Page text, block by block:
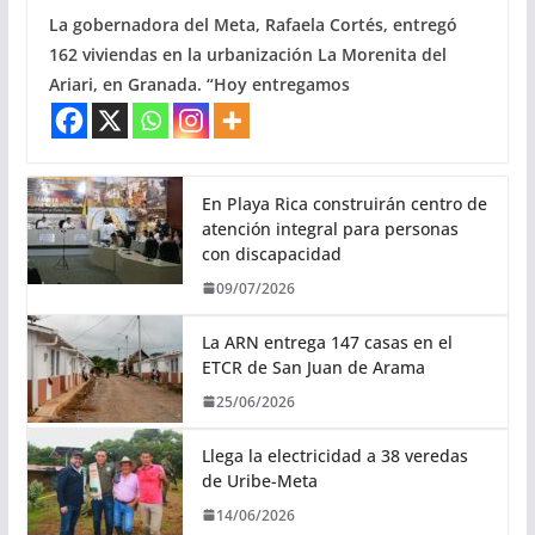
La gobernadora del Meta, Rafaela Cortés, entregó
162 viviendas en la urbanización La Morenita del
Ariari, en Granada. “Hoy entregamos
En Playa Rica construirán centro de
atención integral para personas
con discapacidad
09/07/2026
La ARN entrega 147 casas en el
ETCR de San Juan de Arama
25/06/2026
Llega la electricidad a 38 veredas
de Uribe-Meta
14/06/2026